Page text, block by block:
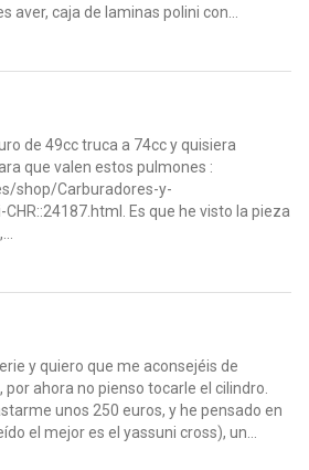
aver, caja de laminas polini con...
de 49cc truca a 74cc y quisiera
que valen estos pulmones :
shop/Carburadores-y-
Es que he visto la pieza
y quiero que me aconsejéis de
ahora no pienso tocarle el cilindro.
unos 250 euros, y he pensado en
el mejor es el yassuni cross), un...